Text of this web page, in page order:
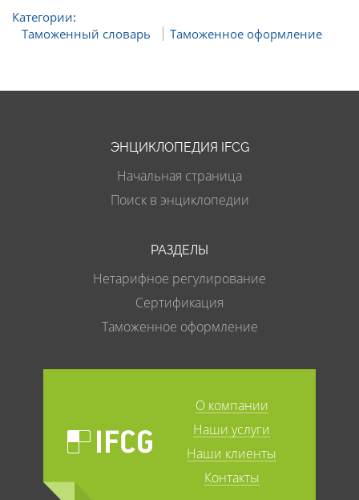
Категории:
Таможенный словарь
Таможенное оформление
ЭНЦИКЛОПЕДИЯ IFCG
Начальная страница
Поиск в энциклопедии
РАЗДЕЛЫ
Нетарифное регулирование
Сертификация
Таможенное оформление
О компании
Наши услуги
Наши клиенты
Контакты